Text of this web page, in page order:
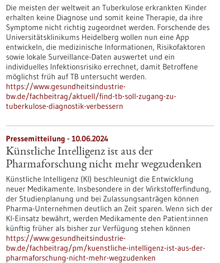
Die meisten der weltweit an Tuberkulose erkrankten Kinder
erhalten keine Diagnose und somit keine Therapie, da ihre
Symptome nicht richtig zugeordnet werden. Forschende des
Universitätsklinikums Heidelberg wollen nun eine App
entwickeln, die medizinische Informationen, Risikofaktoren
sowie lokale Surveillance-Daten auswertet und ein
individuelles Infektionsrisiko errechnet, damit Betroffene
möglichst früh auf TB untersucht werden.
https://www.gesundheitsindustrie-
bw.de/fachbeitrag/aktuell/find-tb-soll-zugang-zu-
tuberkulose-diagnostik-verbessern
Pressemitteilung - 10.06.2024
Künstliche Intelligenz ist aus der
Pharmaforschung nicht mehr wegzudenken
Künstliche Intelligenz (KI) beschleunigt die Entwicklung
neuer Medikamente. Insbesondere in der Wirkstofferfindung,
der Studienplanung und bei Zulassungsanträgen können
Pharma-Unternehmen deutlich an Zeit sparen. Wenn sich der
KI-Einsatz bewährt, werden Medikamente den Patient:innen
künftig früher als bisher zur Verfügung stehen können
https://www.gesundheitsindustrie-
bw.de/fachbeitrag/pm/kuenstliche-intelligenz-ist-aus-der-
pharmaforschung-nicht-mehr-wegzudenken